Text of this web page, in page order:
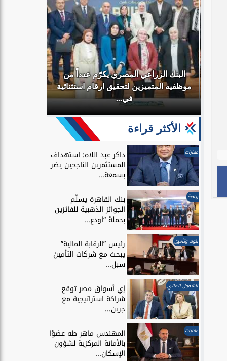
البنك الزراعي المصري يكرّم عدداً من
موظفيه المتميزين لتحقيق ارقام استثنائية
في...
الأكثر قراءة
عقارات داكر عبد اللاه: استهداف
المستثمرين الناجحين يضر
بسمعة...
رياضة بنك القاهرة يسلّم
الجوائز الذهبية للفائزين
بحملة “اودع...
بنوك وتأمين رئيس ”الرقابة المالية”
يبحث مع شركات التأمين
سبل...
الشمول المالي إي أسواق مصر توقع
شراكة استراتيجية مع
جرين...
عقارات المهندس ماهر طه عضوًا
بالأمانة المركزية لشؤون
الإسكان...